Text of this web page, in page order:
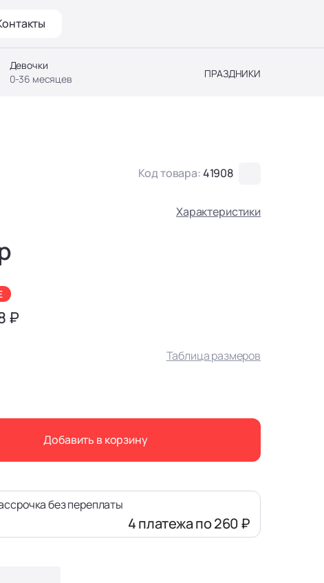
Девочки
0-36 месяцев
ПРАЗДНИКИ
Код товара:41908
Характеристики
₽
Таблица размеров
Добавить в корзину
без переплаты
4 платежапо 260 ₽